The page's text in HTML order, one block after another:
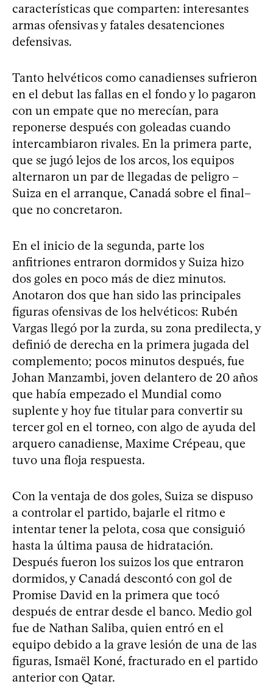
características que comparten: interesantes
armas ofensivas y fatales desatenciones
defensivas.
Tanto helvéticos como canadienses sufrieron
en el debut las fallas en el fondo y lo pagaron
con un empate que no merecían, para
reponerse después con goleadas cuando
intercambiaron rivales. En la primera parte,
que se jugó lejos de los arcos, los equipos
alternaron un par de llegadas de peligro –
Suiza en el arranque, Canadá sobre el final–
que no concretaron.
En el inicio de la segunda, parte los
anfitriones entraron dormidos y Suiza hizo
dos goles en poco más de diez minutos.
Anotaron dos que han sido las principales
figuras ofensivas de los helvéticos: Rubén
Vargas llegó por la zurda, su zona predilecta, y
definió de derecha en la primera jugada del
complemento; pocos minutos después, fue
Johan Manzambi, joven delantero de 20 años
que había empezado el Mundial como
suplente y hoy fue titular para convertir su
tercer gol en el torneo, con algo de ayuda del
arquero canadiense, Maxime Crépeau, que
tuvo una floja respuesta.
Con la ventaja de dos goles, Suiza se dispuso
a controlar el partido, bajarle el ritmo e
intentar tener la pelota, cosa que consiguió
hasta la última pausa de hidratación.
Después fueron los suizos los que entraron
dormidos, y Canadá descontó con gol de
Promise David en la primera que tocó
después de entrar desde el banco. Medio gol
fue de Nathan Saliba, quien entró en el
equipo debido a la grave lesión de una de las
figuras, Ismaël Koné, fracturado en el partido
anterior con Qatar.